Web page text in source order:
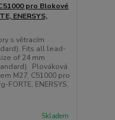
pro Blokové
ENERSYS,
s větracím
Fits all lead-
of 24 mm
Plováková
M27, C51000 pro
FORTE, ENERSYS,
Skladem